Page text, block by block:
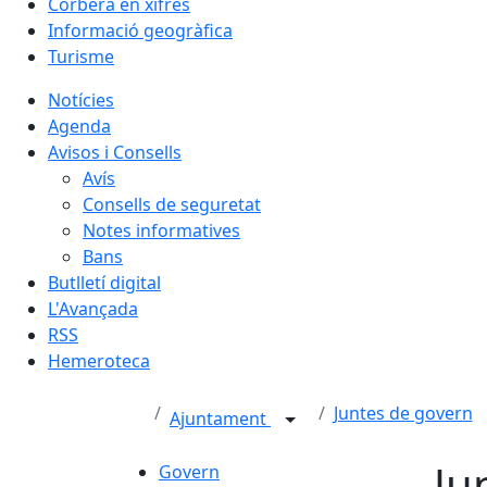
Informació geogràfica
Turisme
Notícies
Agenda
Avisos i Consells
Avís
Consells de seguretat
Notes informatives
Bans
Butlletí digital
L'Avançada
RSS
Hemeroteca
Ajuntament Juntes de govern
Govern